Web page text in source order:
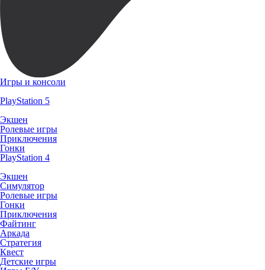
Игры и консоли
PlayStation 5
Экшен
Ролевые игры
Приключения
Гонки
PlayStation 4
Экшен
Симулятор
Ролевые игры
Гонки
Приключения
Файтинг
Аркада
Стратегия
Квест
Детские игры